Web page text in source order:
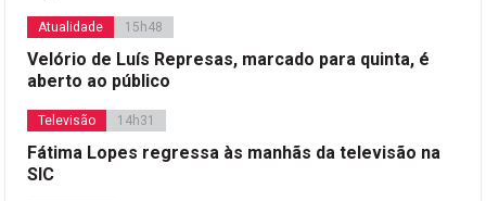
Atualidade 15h48
Velório de Luís Represas, marcado para quinta, é
aberto ao público
Televisão 14h31
Fátima Lopes regressa às manhãs da televisão na
SIC